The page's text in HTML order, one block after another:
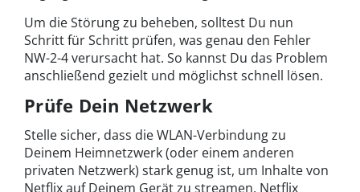
Um die Störung zu beheben, solltest Du nun
Schritt für Schritt prüfen, was genau den Fehler
NW-2-4 verursacht hat. So kannst Du das Problem
anschließend gezielt und möglichst schnell lösen.
Prüfe Dein Netzwerk
Stelle sicher, dass die WLAN-Verbindung zu
Deinem Heimnetzwerk (oder einem anderen
privaten Netzwerk) stark genug ist, um Inhalte von
Netflix auf Deinem Gerät zu streamen. Netflix